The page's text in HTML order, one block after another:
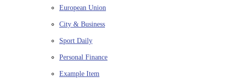
European Union
City & Business
Sport Daily
Personal Finance
Example Item